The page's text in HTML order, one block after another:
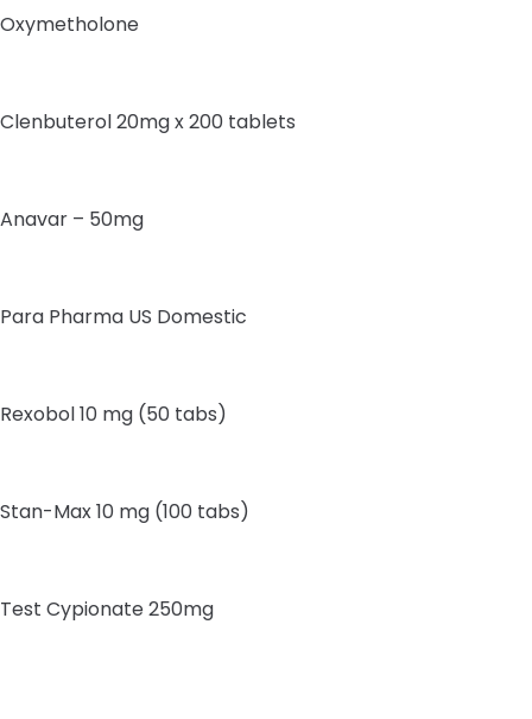
Oxymetholone
Clenbuterol 20mg x 200 tablets
Anavar – 50mg
Para Pharma US Domestic
Rexobol 10 mg (50 tabs)
Stan-Max 10 mg (100 tabs)
Test Cypionate 250mg